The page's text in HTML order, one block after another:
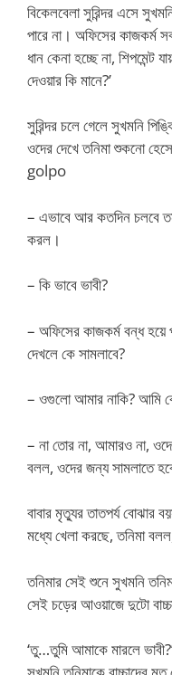
বিকেলবেলা সুরিন্দর এসে
পারে না। অফিসের কাজকর্ম
ধান কেনা হচ্ছে না,
দেওয়ার কি মানে?’
সুরিন্দর চলে গেলে সুখমনি
ওদের দেখে তনিমা শুকনো
golpo
– এভাবে আর কতদিন চলবে
করল।
– কি ভাবে ভাবী?
– অফিসের কাজকর্ম বন্ধ
দেখলে কে সামলাবে?
– ওগুলো আমার নাকি? আমি
– না তোর না, আমারও না,
বলল, ওদের জন্য সামলাতে
বাবার মৃত্যুর তাতপর্য বোঝার
মধ্যে খেলা করছে, তনিমা
তনিমার সেই শুনে সুখমনি
সেই চড়ের আওয়াজে দুটো
‘তু…তুমি আমাকে মারলে